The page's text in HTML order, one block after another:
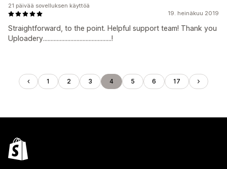
19. heinäkuu 2019
Straightforward, to the point. Helpful support team! Thank you
Uploadery.............................................!
21 päivää sovelluksen käyttöä
1 2 3 4 5 6 17